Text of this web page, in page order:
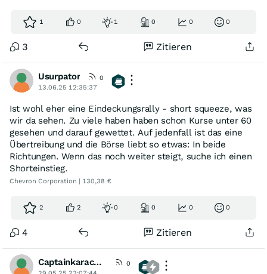
1 0 1 0 0 0
3 Zitieren
Usurpator
0
13.06.25 12:35:37
Ist wohl eher eine Eindeckungsrally - short squeeze, was
wir da sehen. Zu viele haben haben schon Kurse unter 60
gesehen und darauf gewettet. Auf jedenfall ist das eine
Übertreibung und die Börse liebt so etwas: In beide
Richtungen. Wenn das noch weiter steigt, suche ich einen
Shorteinstieg.
Chevron Corporation | 130,38 €
2 2 0 0 0 0
4 Zitieren
Captainkaracho1982
0